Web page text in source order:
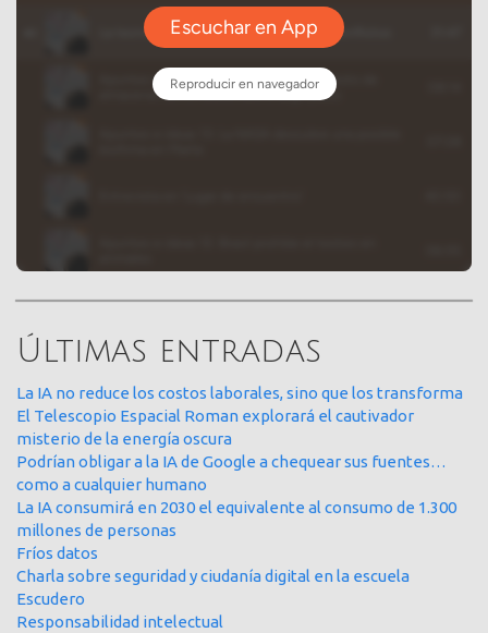
Últimas entradas
La IA no reduce los costos laborales, sino que los transforma
El Telescopio Espacial Roman explorará el cautivador
misterio de la energía oscura
Podrían obligar a la IA de Google a chequear sus fuentes…
como a cualquier humano
La IA consumirá en 2030 el equivalente al consumo de 1.300
millones de personas
Fríos datos
Charla sobre seguridad y ciudanía digital en la escuela
Escudero
Responsabilidad intelectual